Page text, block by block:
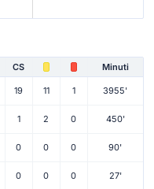
CS Minuti
19 11 1 3955'
1 2 0 450'
0 0 0 90'
0 0 0 27'